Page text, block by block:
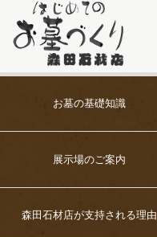
お墓の基礎知識
展示場のご案内
森田石材店が支持される理由